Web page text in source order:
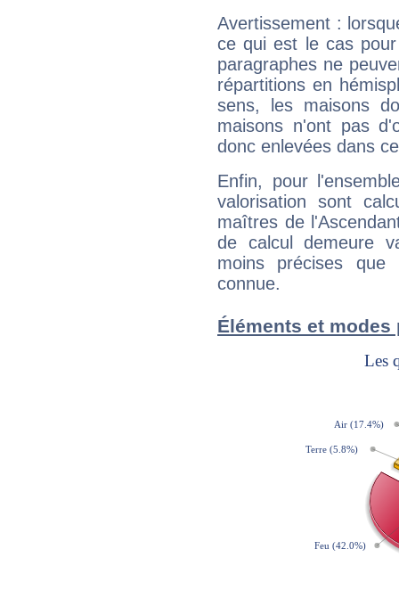
Avertissement :
ce qui est le cas
paragraphes ne
répartitions en
sens, les maisons
maisons n'ont pas
donc enlevées dans
Enfin, pour
valorisation sont
maîtres de
de calcul demeure
moins précises que
connue.
Éléments et